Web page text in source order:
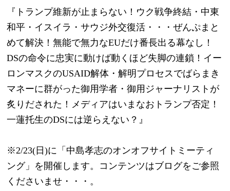
『トランプ維新が止まらない！ウク戦争終結・中東
和平・イスイラ・サウジ外交復活・・・ぜんぷまと
めて解決！無能で無力なEUだけ番長出る幕なし！
DSの命令に忠実に動けば動くほど失脚の連鎖！イー
ロンマスクのUSAID解体・解明プロセスでばらまき
マネーに群がった御用学者・御用ジャーナリストが
炙りだされた！メディアはいまなおトランプ否定！
一蓮托生のDSには逆らえない？』
※2/23(日)に「中島孝志のオンオフサイトミーティ
ング」を開催します。コンテンツはブログをご参照
くださいませ・・・。